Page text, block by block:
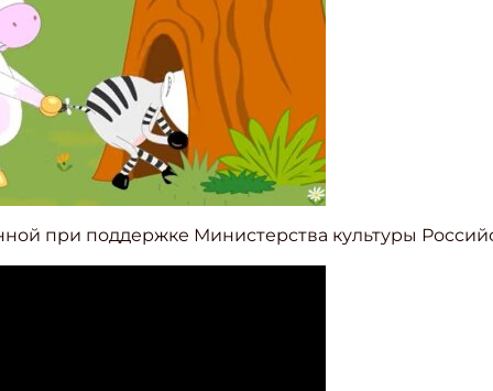
при поддержке Министерства культуры